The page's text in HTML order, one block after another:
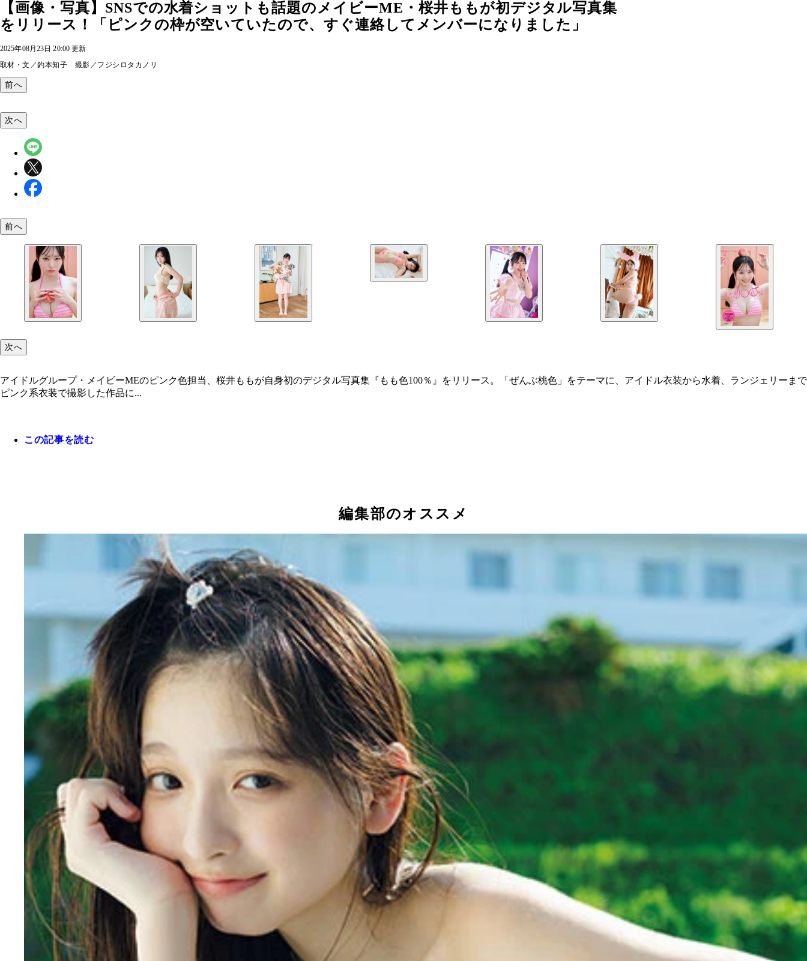
【画像・写真】SNSでの水着ショットも話題のメイビーME・桜井ももが初デジタル写真集
をリリース！「ピンクの枠が空いていたので、すぐ連絡してメンバーになりました」
2025年08月23日 20:00 更新
取材・文／釣本知子 撮影／フジシロタカノリ
前へ
次へ
前へ
次へ
アイドルグループ・メイビーMEのピンク色担当、桜井ももが自身初のデジタル写真集『もも色100％』をリリース。「ぜんぶ桃色」をテーマに、アイドル衣装から水着、ランジェリーまで
ピンク系衣装で撮影した作品に...
この記事を読む
編集部のオススメ